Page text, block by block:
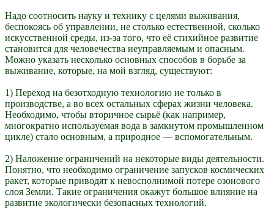
Надо соотносить науку и технику с целями выживания,
беспокоясь об управлении, не столько естественной, сколько
искусственной среды, из-за того, что её стихийное развитие
становится для человечества неуправляемым и опасным.
Можно указать несколько основных способов в борьбе за
выживание, которые, на мой взгляд, существуют:
1) Переход на безотходную технологию не только в
производстве, а во всех остальных сферах жизни человека.
Необходимо, чтобы вторичное сырьё (как например,
многократно используемая вода в замкнутом промышленном
цикле) стало основным, а природное — вспомогательным.
2) Наложение ограничений на некоторые виды деятельности.
Понятно, что необходимо ограничение запусков космических
ракет, которые приводят к невосполнимой потере озонового
слоя Земли. Такие ограничения окажут большое влияние на
развитие экологически безопасных технологий.